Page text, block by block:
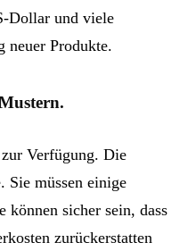
Dollar und viele
neuer Produkte.
Verfügung. Die
Sie müssen einige
können sicher sein, dass
zurückerstatten